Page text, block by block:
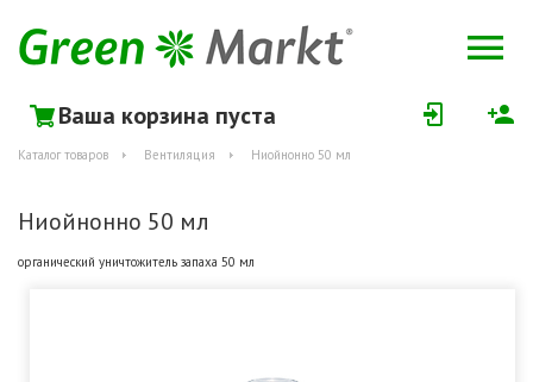
Ваша корзина пуста
Каталог товаров Вентиляция Ниойнонно 50 мл
Ниойнонно 50 мл
органический уничтожитель запаха 50 мл